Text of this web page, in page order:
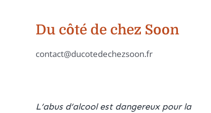
Du côté de chez Soon
contact@ducotedechezsoon.fr
L’abus d’alcool est dangereux pour la